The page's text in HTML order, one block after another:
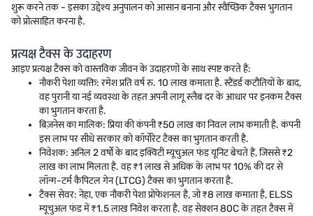
शुरू करने तक - इसका उद्देश्य अनुपालन को आसान बनाना और स्वैच्छिक टैक्स भुगतान
को प्रोत्साहित करना है.
प्रत्यक्ष टैक्स के उदाहरण
आइए प्रत्यक्ष टैक्स को वास्तविक जीवन के उदाहरणों के साथ स्पष्ट करते हैं:
नौकरी पेशा व्यक्ति: रमेश प्रति वर्ष रु. 10 लाख कमाता है. स्टैंडर्ड कटौतियों के बाद,
वह पुरानी या नई व्यवस्था के तहत अपनी लागू स्लैब दर के आधार पर इनकम टैक्स
का भुगतान करता है.
बिज़नेस का मालिक: प्रिया की कंपनी ₹50 लाख का निवल लाभ कमाती है. कंपनी
इस लाभ पर सीधे सरकार को कॉर्पोरेट टैक्स का भुगतान करती है.
निवेशक: अनिल 2 वर्षों के बाद इक्विटी म्यूचुअल फंड यूनिट बेचते हैं, जिससे ₹2
लाख का लाभ मिलता है. वह ₹1 लाख से अधिक के लाभ पर 10% की दर से
लॉन्ग-टर्म कैपिटल गेन (LTCG) टैक्स का भुगतान करता है.
टैक्स सेवर: नेहा, एक नौकरी पेशा प्रोफेशनल है, जो ₹8 लाख कमाता है, ELSS
म्यूचुअल फंड में ₹1.5 लाख निवेश करता है. वह सेक्शन 80C के तहत टैक्स में